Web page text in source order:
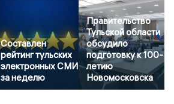
Составлен
рейтинг тульских
электронных СМИ
за неделю
Правительство
Тульской области
обсудило
подготовку к 100-
летию
Новомосковска